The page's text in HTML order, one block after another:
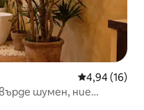
Средна
4,94 (16)
шумен, ние